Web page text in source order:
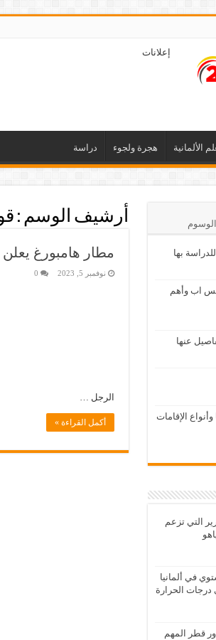
إعلانات
الألمانية هجرة ولجوء دراسة
أرشيف الوسم :
مطار هامبورغ
نوفمبر 5, 2023 0
الرجل …
أكمل القراءة »
الوسوم
بها
اب وأهم
الإقامات
التي تزعم
في ألمانيا
درجات الحرارة
قطر المهم